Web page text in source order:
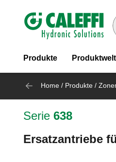
Header main
Produkte
Home / Produkte /
Serie 638
Ersatzantriebe